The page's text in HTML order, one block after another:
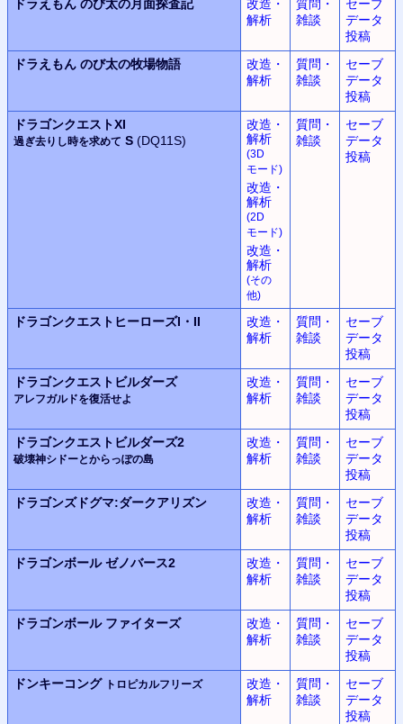
ドラえもん のび太の月面探査記
改造・
解析
質問・
雑談
セーブ
データ
投稿
ドラえもん のび太の牧場物語
改造・
解析
質問・
雑談
セーブ
データ
投稿
ドラゴンクエストXI
過ぎ去りし時を求めて S (DQ11S)
改造・
解析
(3D
モード)
改造・
解析
(2D
モード)
改造・
解析
(その
他)
質問・
雑談
セーブ
データ
投稿
ドラゴンクエストヒーローズI・II
改造・
解析
質問・
雑談
セーブ
データ
投稿
ドラゴンクエストビルダーズ
アレフガルドを復活せよ
改造・
解析
質問・
雑談
セーブ
データ
投稿
ドラゴンクエストビルダーズ2
破壊神シドーとからっぽの島
改造・
解析
質問・
雑談
セーブ
データ
投稿
ドラゴンズドグマ:ダークアリズン
改造・
解析
質問・
雑談
セーブ
データ
投稿
ドラゴンボールゼノバース2
改造・
解析
質問・
雑談
セーブ
データ
投稿
ドラゴンボール ファイターズ
改造・
解析
質問・
雑談
セーブ
データ
投稿
ドンキーコング トロピカルフリーズ
改造・
解析
質問・
雑談
セーブ
データ
投稿